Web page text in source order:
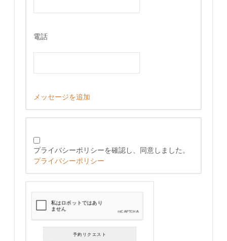
電話
メッセージを追加
プライバシーポリシーを確認し、同意しました。
プライバシーポリシー
予約リクエスト